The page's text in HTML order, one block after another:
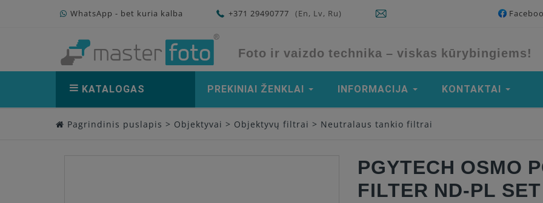
WhatsApp - bet kuria kalba +371 29490777 (En, Lv, Ru)
Foto ir vaizdo technika – viskas kūrybingiems!
KATALOGAS PREKINIAI ŽENKLAI INFORMACIJA KONTAKTAI
Pagrindinis puslapis > Objektyvai > Objektyvų filtrai > Neutralaus tankio filtrai
PGYTECH OSMO
FILTER ND-PL SET